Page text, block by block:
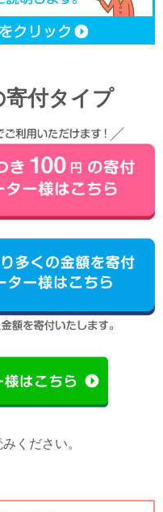
付タイプ
ください。